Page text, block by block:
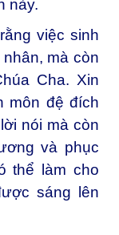
này.
việc sinh
mà còn
Cha. Xin
môn đệ đích
nói mà còn
và phục
thể làm cho
sáng lên